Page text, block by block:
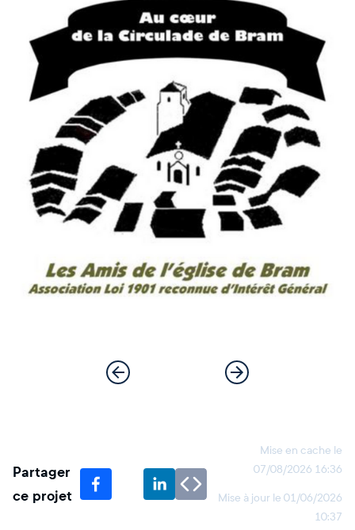
Partager
ce projet
Mise en cache le
07/08/2026 16:36
Mise à jour le 01/06/2026
10:37